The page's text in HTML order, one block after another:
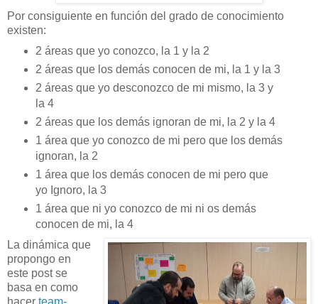
Por consiguiente en función del grado de conocimiento
existen:
2 áreas que yo conozco, la 1 y la 2
2 áreas que los demás conocen de mi, la 1 y la 3
2 áreas que yo desconozco de mi mismo, la 3 y
la 4
2 áreas que los demás ignoran de mi, la 2 y la 4
1 área que yo conozco de mi pero que los demás
ignoran, la 2
1 área que los demás conocen de mi pero que
yo Ignoro, la 3
1 área que ni yo conozco de mi ni os demás
conocen de mi, la 4
La dinámica que
propongo en
este post se
basa en como
hacer team-